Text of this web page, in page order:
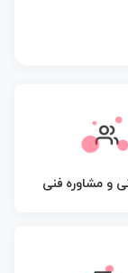
و مشاوره فنی